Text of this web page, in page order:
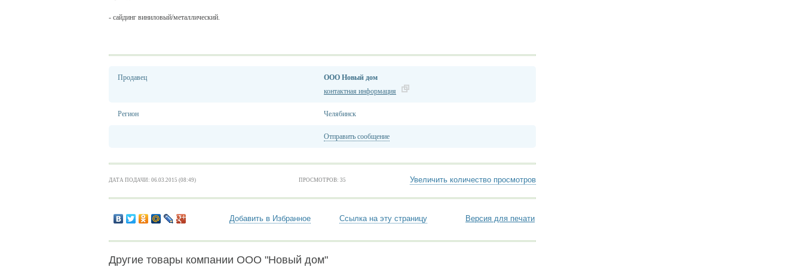
- сайдинг виниловый/металлический.
Продавец
ООО Новый дом
контактная информация
Регион Челябинск
Отправить сообщение
ДАТА ПОДАЧИ: 06.03.2015 (08:49) ПРОСМОТРОВ: 35 Увеличить количество просмотров
Добавить в Избранное Ссылка на эту страницу Версия для печати
Другие товары компании ООО "Новый дом"